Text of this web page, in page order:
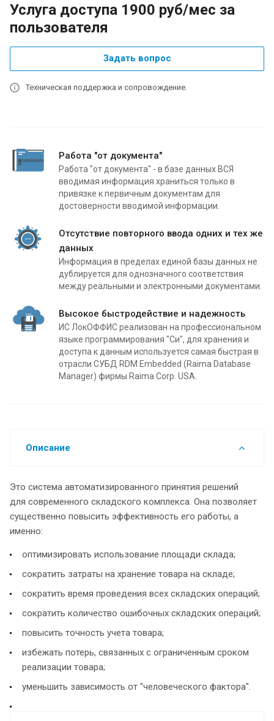
Услуга доступа 1900 руб/мес за
пользователя
Задать вопрос
Техническая поддержка и сопровождение.
Работа "от документа"
Работа "от документа" - в базе данных ВСЯ
вводимая информация храниться только в
привязке к первичным документам для
достоверности вводимой информации.
Отсутствие повторного ввода одних и тех же
данных
Информация в пределах единой базы данных не
дублируется для однозначного соответствия
между реальными и электронными документами.
Высокое быстродействие и надежность
ИС ЛокОФФИС реализован на профессиональном
языке программирования "Си", для хранения и
доступа к данным используется самая быстрая в
отрасли СУБД RDM Embedded (Raima Database
Manager) фирмы Raima Corp. USA.
Описание
Это система автоматизированного принятия решений
для современного складского комплекса. Она позволяет
существенно повысить эффективность его работы, а
именно:
оптимизировать использование площади склада;
сократить затраты на хранение товара на складе;
сократить время проведения всех складских операций;
сократить количество ошибочных складских операций;
повысить точность учета товара;
избежать потерь, связанных с ограниченным сроком
реализации товара;
уменьшить зависимость от "человеческого фактора".